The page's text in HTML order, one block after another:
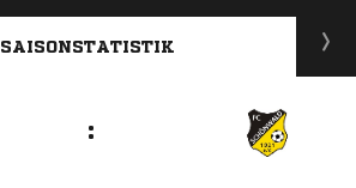
ANZEIGE
SAISONSTATISTIK
: